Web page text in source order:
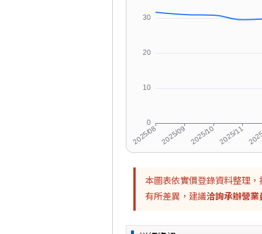
本圖表依實價登錄資料整理
有所差異，建議洽詢承辦營業